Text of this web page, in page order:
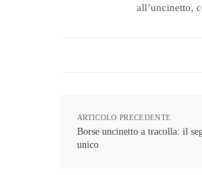
all’uncinetto,
ARTICOLO PRECEDENTE
Borse uncinetto a tracolla: il
unico